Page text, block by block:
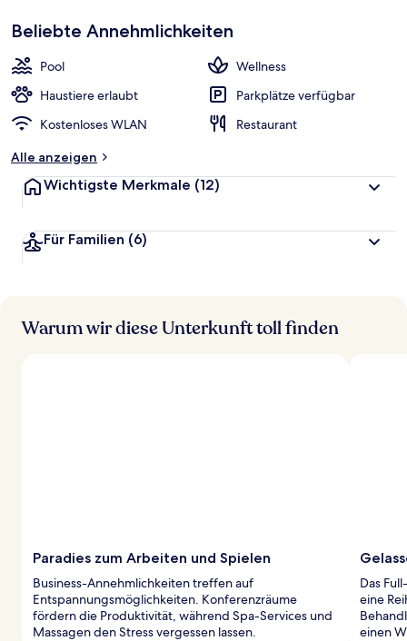
Beliebte Annehmlichkeiten
Pool
Wellness
Haustiere erlaubt
Parkplätze verfügbar
Kostenloses WLAN
Restaurant
Alle anzeigen
Wichtigste Merkmale (12)
Für Familien (6)
Warum wir diese Unterkunft toll finden
Paradies zum Arbeiten und Spielen
Business-Annehmlichkeiten treffen auf
Entspannungsmöglichkeiten. Konferenzräume
fördern die Produktivität, während Spa-Services und
Massagen den Stress vergessen lassen.
Das
eine
einen